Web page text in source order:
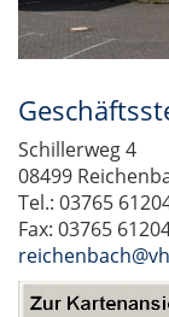
Schillerweg 4
08499
Tel.: 03765
Fax: 03765